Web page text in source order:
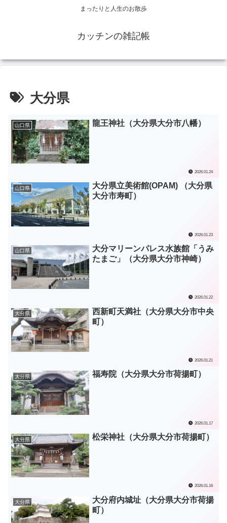
まったりと人生のお散歩
カッチンの雑記帳
大分県
山口県 龍王神社（大分県大分市八幡）
2026.01.24
山口県
大分県立美術館(OPAM) （大分県
大分市寿町）
2026.01.23
山口県
大分マリーンパレス水族館「うみ
たまご」（大分県大分市神崎）
2026.01.22
大分県
西新町天満社（大分県大分市中央
町）
2026.01.21
大分県 福寿院（大分県大分市荷揚町）
2026.01.17
大分県 松栄神社（大分県大分市荷揚町）
2026.01.16
大分県
大分府内城址（大分県大分市荷揚
町）